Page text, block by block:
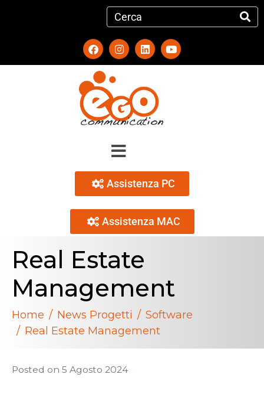
Assistenza PC
Assistenza MAC
Real Estate
Management
Home News Progetti
Software
Real Estate Management
Posted on 5 Agosto 2024